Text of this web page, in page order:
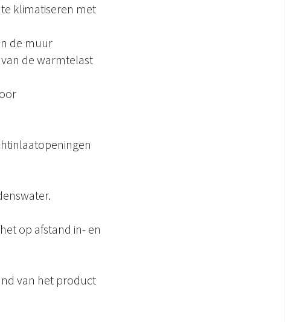
klimatiseren met
de muur
de warmtelast
op afstand in- en
van het product